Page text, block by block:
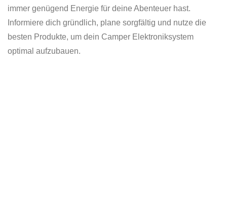
immer genügend Energie für deine Abenteuer hast.
Informiere dich gründlich, plane sorgfältig und nutze die
besten Produkte, um dein Camper Elektroniksystem
optimal aufzubauen.